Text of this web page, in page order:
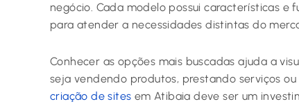
negócio. Cada modelo possui características e
para atender a necessidades distintas do
Conhecer as opções mais buscadas ajuda a
seja vendendo produtos, prestando serviços
criação de sites em Atibaia deve ser um